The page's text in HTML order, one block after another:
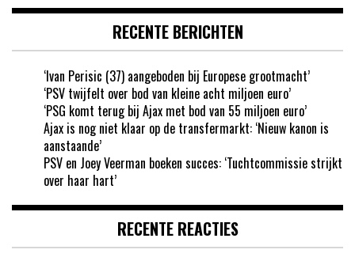
RECENTE BERICHTEN
‘Ivan Perisic (37) aangeboden bij Europese grootmacht’
‘PSV twijfelt over bod van kleine acht miljoen euro’
‘PSG komt terug bij Ajax met bod van 55 miljoen euro’
Ajax is nog niet klaar op de transfermarkt: ‘Nieuw kanon is
aanstaande’
PSV en Joey Veerman boeken succes: ‘Tuchtcommissie strijkt
over haar hart’
RECENTE REACTIES